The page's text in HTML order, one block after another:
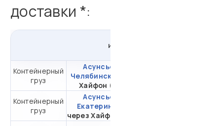
доставки *:
из
Контейнерный
груз
Асунсьон -
Челябинск
Хайфон (Тр.)
Контейнерный
груз
Асунсьон -
Екатеринбург
через Хайфон (Тр.)